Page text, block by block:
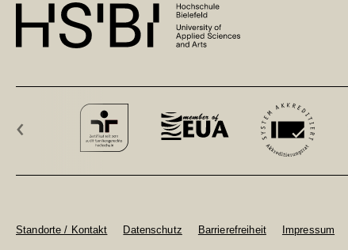
‹
Standorte / Kontakt Datenschutz Barrierefreiheit Impressum